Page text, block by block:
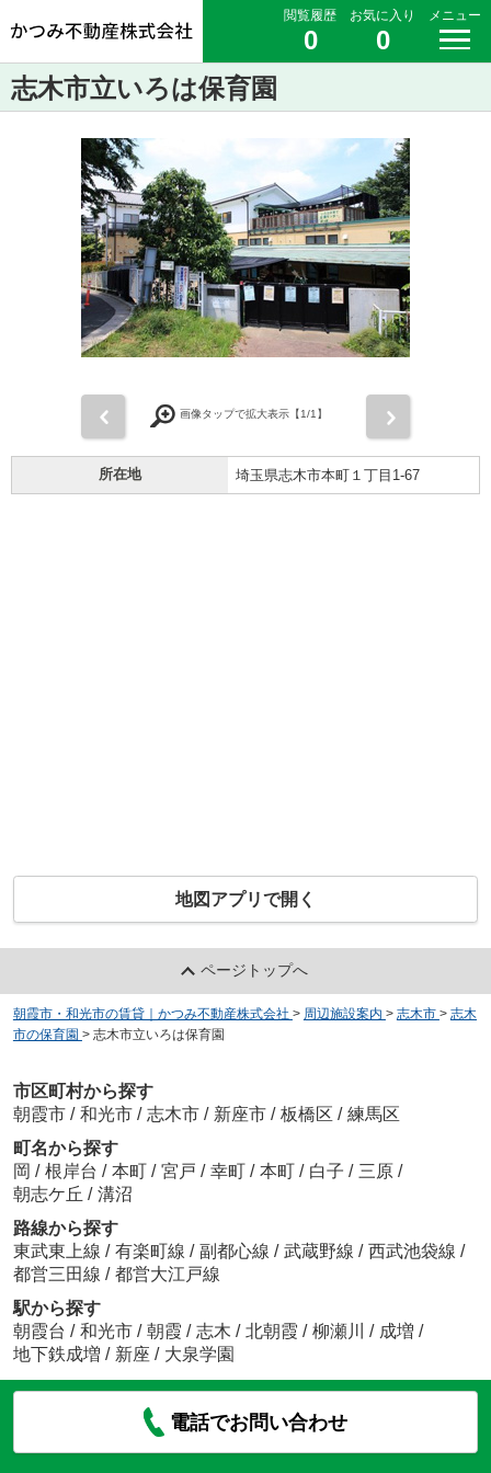
閲覧履歴
0
お気に入り
0
メニュー
志木市立いろは保育園
画像タップで拡大表示【1/1】
所在地 埼玉県志木市本町１丁目1-67
地図アプリで開く
ページトップへ
朝霞市・和光市の賃貸｜かつみ不動産株式会社 > 周辺施設案内 > 志木市 > 志木
市の保育園 > 志木市立いろは保育園
市区町村から探す
朝霞市 / 和光市 / 志木市 / 新座市 / 板橋区 / 練馬区
町名から探す
岡 / 根岸台 / 本町 / 宮戸 / 幸町 / 本町 / 白子 / 三原 /
朝志ケ丘 / 溝沼
路線から探す
東武東上線 / 有楽町線 / 副都心線 / 武蔵野線 / 西武池袋線 /
都営三田線 / 都営大江戸線
駅から探す
朝霞台 / 和光市 / 朝霞 / 志木 / 北朝霞 / 柳瀬川 / 成増 /
地下鉄成増 / 新座 / 大泉学園
電話でお問い合わせ